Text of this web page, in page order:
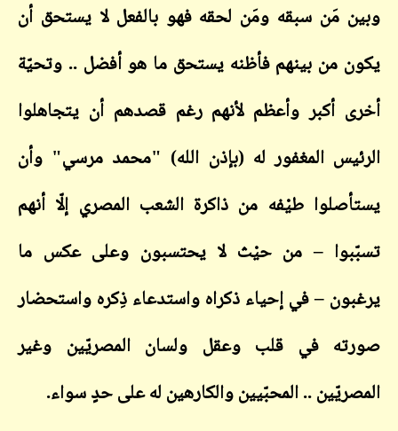
وبين مَن سبقه ومَن لحقه فهو بالفعل لا يستحق أن
يكون من بينهم فأظنه يستحق ما هو أفضل .. وتحيّة
أخرى أكبر وأعظم لأنهم رغم قصدهم أن يتجاهلوا
الرئيس المغفور له (بإذن الله) "محمد مرسي" وأن
يستأصلوا طيْفه من ذاكرة الشعب المصري إلّا أنهم
تسبّبوا – من حيْث لا يحتسبون وعلى عكس ما
يرغبون – في إحياء ذكراه واستدعاء ذِكره واستحضار
صورته في قلب وعقل ولسان المصريّين وغير
المصريّين .. المحبّيين والكارهين له على حدٍ سواء.